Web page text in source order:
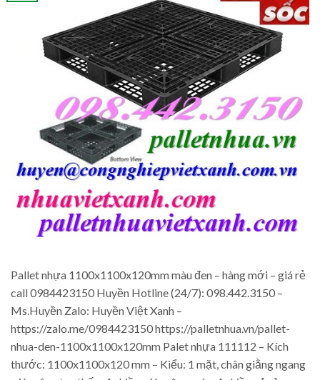
Pallet nhựa 1100x1100x120mm màu đen – hàng mới – giá rẻ
call 0984423150 Huyền Hotline (24/7): 098.442.3150 –
Ms.Huyền Zalo: Huyền Việt Xanh –
https://zalo.me/0984423150 https://palletnhua.vn/pallet-
nhua-den-1100x1100x120mm Palet nhựa 111112 – Kích
thước: 1100x1100x120 mm – Kiểu: 1 mặt, chân giằng ngang